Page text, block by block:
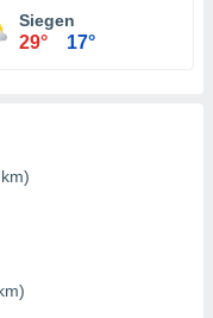
Siegen
29° 17°